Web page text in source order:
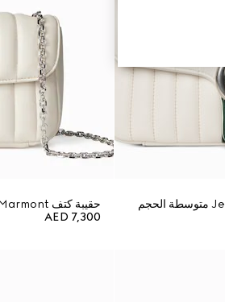
حقيبة كتف Jetset GG Marmont صغيرة
AED 7,300